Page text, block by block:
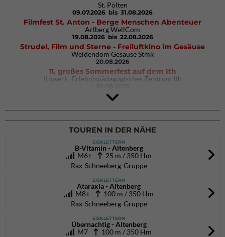
St. Pölten
09.07.2026 bis 31.08.2026
Filmfest St. Anton - Berge Menschen Abenteuer
Arlberg WellCom
19.08.2026 bis 22.08.2026
Strudel, Film und Sterne - Freiluftkino im Gesäuse
Weidendom Gesäuse Stmk
20.08.2026
11. großes Sommerfest auf dem Ith
Ithwerk- Erlebnispädagogisches Zentrum Ith
4Blocs KIDS 2026
DAV Kletter- & Boulderzentrum München Süd (Thalkirchen)
26.09.2026
TOUREN IN DER NÄHE
EISKLETTERN
B-Vitamin - Altenberg
M6+ 25 m / 350 Hm
Rax-Schneeberg-Gruppe
EISKLETTERN
Ataraxia - Altenberg
M8+ 100 m / 350 Hm
Rax-Schneeberg-Gruppe
EISKLETTERN
Übernachtig - Altenberg
M7 100 m / 350 Hm